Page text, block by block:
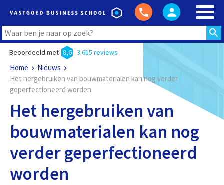
Beoordeeld met 8,6 3.615 reviews
Home
Nieuws
Het hergebruiken van bouwmaterialen kan nog verder
geperfectioneerd worden
Het hergebruiken van
bouwmaterialen kan nog
verder geperfectioneerd
worden